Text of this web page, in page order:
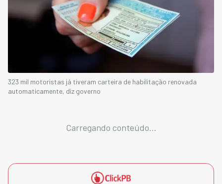
323 mil motoristas já tiveram carteira de habilitação renovada
automaticamente, diz governo
Carregando conteúdo...